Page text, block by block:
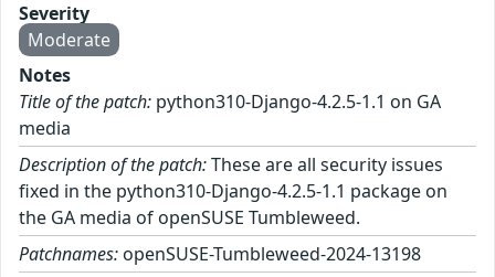
Severity
Moderate
Notes
Title of the patch: python310-Django-4.2.5-1.1 on GA
media
Description of the patch:These are all security issues
fixed in the python310-Django-4.2.5-1.1 package on
the GA media of openSUSE Tumbleweed.
Patchnames: openSUSE-Tumbleweed-2024-13198